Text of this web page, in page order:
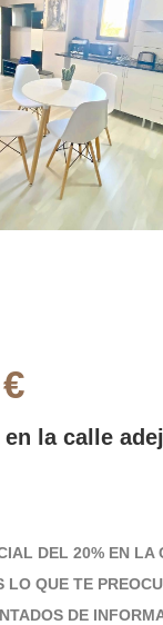
la calle
DEL 20% EN LA
LO QUE TE
DE